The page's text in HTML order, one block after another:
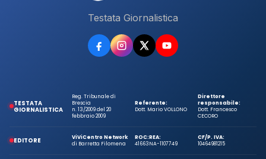
Testata Giornalistica
TESTATA
GIORNALISTICA
Reg. Tribunale di
Brescia
n. 13/2009 del 20
febbraio 2009
Referente:
Dott. Mario VOLLONO
Direttore
responsabile:
Dott. Francesco
CECORO
EDITORE
ViViCentro Network
di Barretta Filomena
ROC:
41663
REA:
NA-1107749
CF/P. IVA:
10464981215